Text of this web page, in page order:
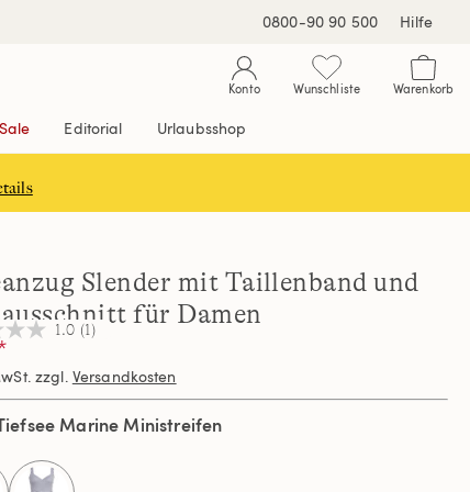
0800-90 90 500 Hilfe
Konto Wunschliste Warenkorb
Sale Editorial Urlaubsshop
Slender mit Taillenband und
für Damen
1.0 (1)
zzgl. Versandkosten
Marine Ministreifen